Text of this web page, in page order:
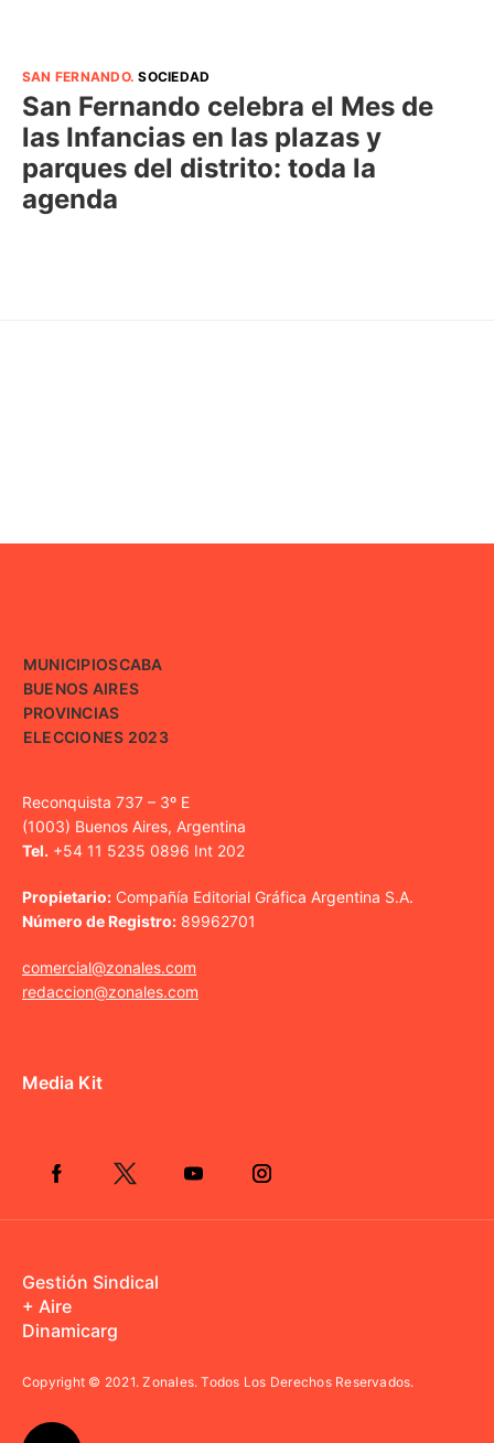
SAN FERNANDO.SOCIEDAD
San Fernando celebra el Mes de
las Infancias en las plazas y
parques del distrito: toda la
agenda
MUNICIPIOSCABA
BUENOS AIRES
PROVINCIAS
ELECCIONES 2023
Reconquista 737 – 3º E
(1003) Buenos Aires, Argentina
Tel. +54 11 5235 0896 Int 202
Propietario: Compañía Editorial Gráfica Argentina S.A.
Número de Registro: 89962701
comercial@zonales.com
redaccion@zonales.com
Media Kit
Gestión Sindical
+ Aire
Dinamicarg
Copyright © 2021.Zonales. Todos Los Derechos Reservados.